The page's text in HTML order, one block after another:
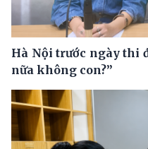
Hà Nội trước ngày thi đầu
nữa không con?”